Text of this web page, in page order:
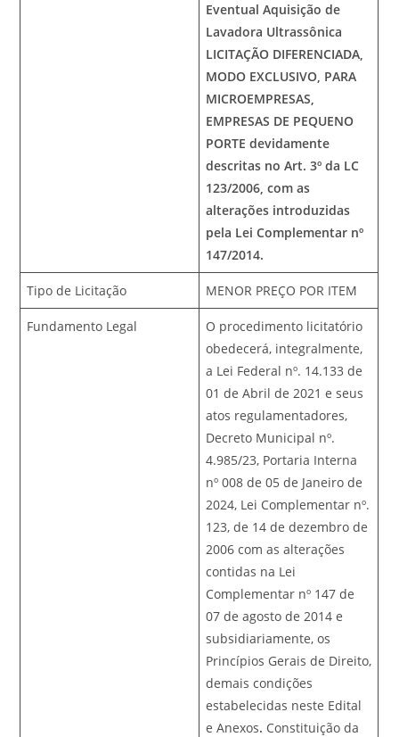
Eventual Aquisição de
Lavadora Ultrassônica
LICITAÇÃO DIFERENCIADA,
MODO EXCLUSIVO, PARA
MICROEMPRESAS,
EMPRESAS DE PEQUENO
PORTE devidamente
descritas no Art. 3º da LC
123/2006, com as
alterações introduzidas
pela Lei Complementar nº
147/2014.
Tipo de Licitação MENOR PREÇO POR ITEM
Fundamento Legal
O procedimento licitatório
obedecerá, integralmente,
a Lei Federal nº. 14.133 de
01 de Abril de 2021 e seus
atos regulamentadores,
Decreto Municipal nº.
4.985/23, Portaria Interna
nº 008 de 05 de Janeiro de
2024, Lei Complementar nº.
123, de 14 de dezembro de
2006 com as alterações
contidas na Lei
Complementar nº 147 de
07 de agosto de 2014 e
subsidiariamente, os
Princípios Gerais de Direito,
demais condições
estabelecidas neste Edital
e Anexos. Constituição da